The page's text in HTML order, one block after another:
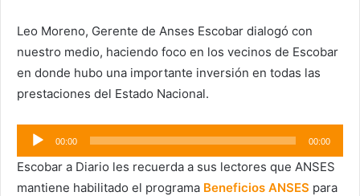
Leo Moreno, Gerente de Anses Escobar dialogó con
nuestro medio, haciendo foco en los vecinos de Escobar
en donde hubo una importante inversión en todas las
prestaciones del Estado Nacional.
Reproductor
de
audio
00:00 00:00
Escobar a Diario les recuerda a sus lectores que ANSES
mantiene habilitado el programa Beneficios ANSES para